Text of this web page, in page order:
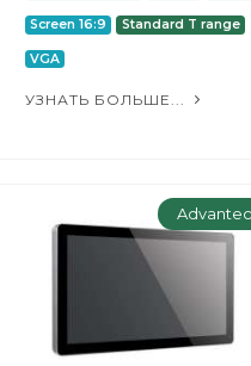
Screen 16:9 Standard T range
VGA
УЗНАТЬ БОЛЬШЕ...